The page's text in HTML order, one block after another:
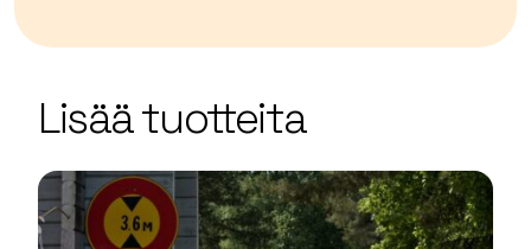
OpenStreetMap
Lisää tuotteita